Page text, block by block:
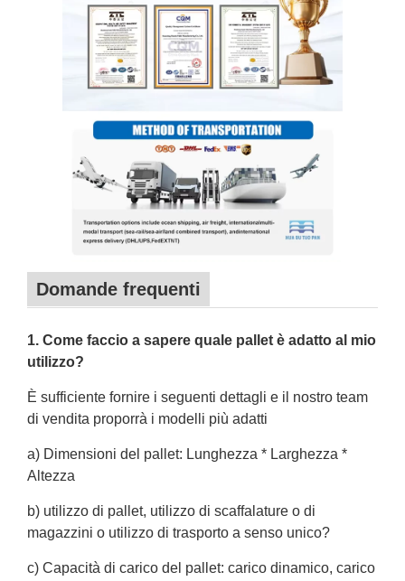
Domande frequenti
1. Come faccio a sapere quale pallet è adatto al mio
utilizzo?
È sufficiente fornire i seguenti dettagli e il nostro team
di vendita proporrà i modelli più adatti
a) Dimensioni del pallet: Lunghezza * Larghezza *
Altezza
b) utilizzo di pallet, utilizzo di scaffalature o di
magazzini o utilizzo di trasporto a senso unico?
c) Capacità di carico del pallet: carico dinamico, carico